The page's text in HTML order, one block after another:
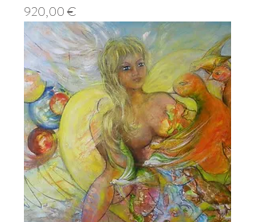
Prix
920,00 €